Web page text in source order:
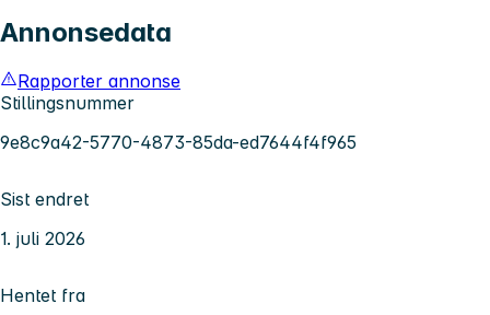
Annonsedata
Rapporter annonse
Stillingsnummer
9e8c9a42-5770-4873-85da-ed7644f4f965
Sist endret
1. juli 2026
Hentet fra